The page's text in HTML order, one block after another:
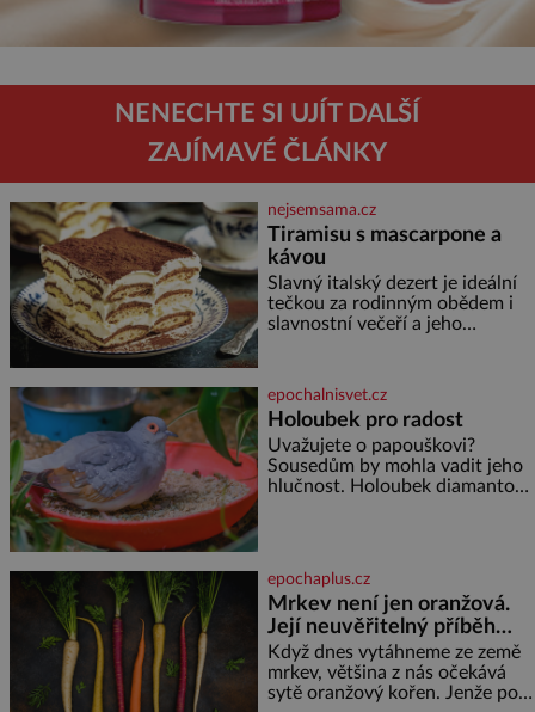
NENECHTE SI UJÍT DALŠÍ
ZAJÍMAVÉ ČLÁNKY
nejsemsama.cz
Tiramisu s mascarpone a
kávou
Slavný italský dezert je ideální
tečkou za rodinným obědem i
slavnostní večeří a jeho
osoby: 250 g mascarpone 3
vejce 80 g cukru 200 g
cukrářských piškotů 250 ml
silné kávy 2 lžíce amaretta
kakao na posypání Postup:
Oddělte žloutky od bílků.
vznikl hladký
epochalnisvet.cz
Holoubek pro radost
Uvažujete o papouškovi?
Sousedům by mohla vadit jeho
hlučnost. Holoubek diamantový
chovatele začátečníky. Jedná
se o nenáročného klidného
ptáčka, který většinu dne jen
posedává. Hodně času tráví na
zemi, kde sbírá zbytky semínek
Jeho domovinou je prakticky
celá Austrálie s výjimkou
epochaplus.cz
Mrkev není jen oranžová.
Její neuvěřitelný příběh
začíná fialovou barvou
Když dnes vytáhneme ze země
mrkev, většina z nás očekává
sytě oranžový kořen. Jenže po